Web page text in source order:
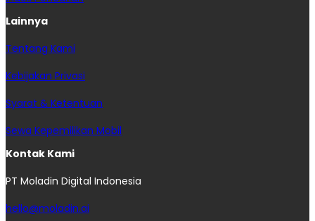
Lainnya
Tentang Kami
Kebijakan Privasi
Syarat & Ketentuan
Sewa Kepemilikan Mobil
Kontak Kami
PT Moladin Digital Indonesia
hello@moladin.ai